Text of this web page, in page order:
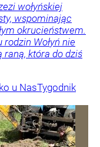
wołyńskiej
wspominając
okrucieństwem.
Wołyń nie
raną, która do dziś
u NasTygodnik